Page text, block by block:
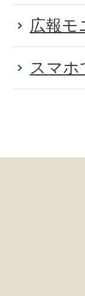
広報モ
スマ